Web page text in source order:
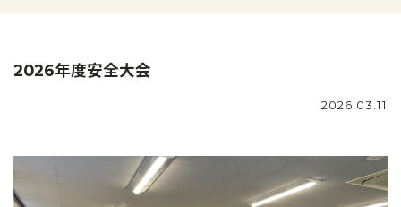
2026年度安全大会
2026.03.11